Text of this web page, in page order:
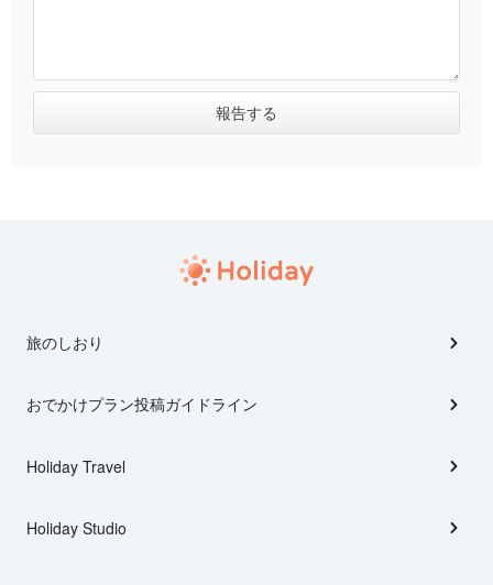
旅のしおり
おでかけプラン投稿ガイドライン
Holiday Travel
Holiday Studio